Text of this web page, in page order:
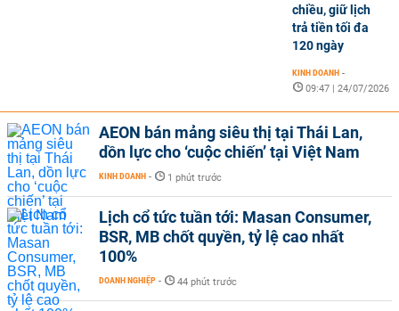
chiều, giữ lịch
trả tiền tối đa
120 ngày
KINH DOANH -
09:47 | 24/07/2026
AEON bán mảng siêu thị tại Thái Lan,
dồn lực cho ‘cuộc chiến’ tại Việt Nam
KINH DOANH - 1 phút trước
Lịch cổ tức tuần tới: Masan Consumer,
BSR, MB chốt quyền, tỷ lệ cao nhất
100%
DOANH NGHIỆP - 44 phút trước